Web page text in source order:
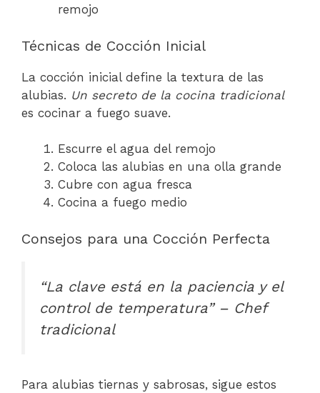
remojo
Técnicas de Cocción Inicial
La cocción inicial define la textura de las
alubias. Un secreto de la cocina tradicional
es cocinar a fuego suave.
Escurre el agua del remojo
Coloca las alubias en una olla grande
Cubre con agua fresca
Cocina a fuego medio
Consejos para una Cocción Perfecta
“La clave está en la paciencia y el
control de temperatura” – Chef
tradicional
Para alubias tiernas y sabrosas, sigue estos